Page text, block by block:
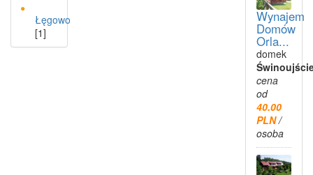
Łęgowo
[1]
Wynajem
Domów
Orla...
domek
cena
od
40.00
PLN/
osoba